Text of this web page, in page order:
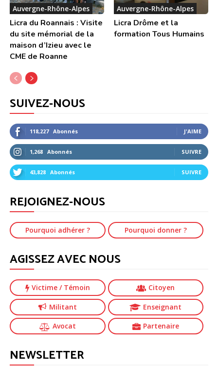
Auvergne-Rhône-Alpes
Licra du Roannais : Visite
du site mémorial de la
maison d’Izieu avec le
CME de Roanne
Auvergne-Rhône-Alpes
Licra Drôme et la
formation Tous Humains
SUIVEZ-NOUS
118,227 Abonnés J'AIME
1,268 Abonnés SUIVRE
43,828 Abonnés SUIVRE
REJOIGNEZ-NOUS
Pourquoi adhérer ? Pourquoi donner ?
AGISSEZ AVEC NOUS
Victime / Témoin Citoyen
Militant Enseignant
Avocat Partenaire
NEWSLETTER